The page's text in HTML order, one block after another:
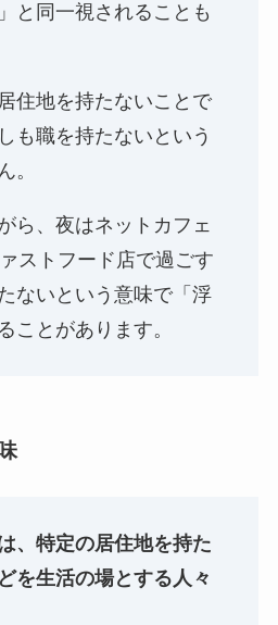
と同一視されることも
住地を持たないことで
も職を持たないという
。
ら、夜はネットカフェ
ストフード店で過ごす
ないという意味で「浮
ことがあります。
、特定の居住地を持た
を生活の場とする人々